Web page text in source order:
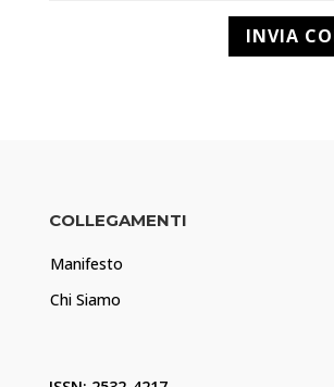
COLLEGAMENTI
Manifesto
Chi Siamo